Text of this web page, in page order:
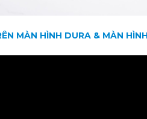
MÀN HÌNH DURA & MÀN